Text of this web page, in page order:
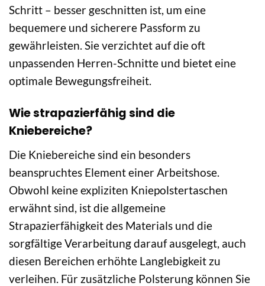
Schritt – besser geschnitten ist, um eine
bequemere und sicherere Passform zu
gewährleisten. Sie verzichtet auf die oft
unpassenden Herren-Schnitte und bietet eine
optimale Bewegungsfreiheit.
Wie strapazierfähig sind die
Kniebereiche?
Die Kniebereiche sind ein besonders
beanspruchtes Element einer Arbeitshose.
Obwohl keine expliziten Kniepolstertaschen
erwähnt sind, ist die allgemeine
Strapazierfähigkeit des Materials und die
sorgfältige Verarbeitung darauf ausgelegt, auch
diesen Bereichen erhöhte Langlebigkeit zu
verleihen. Für zusätzliche Polsterung können Sie